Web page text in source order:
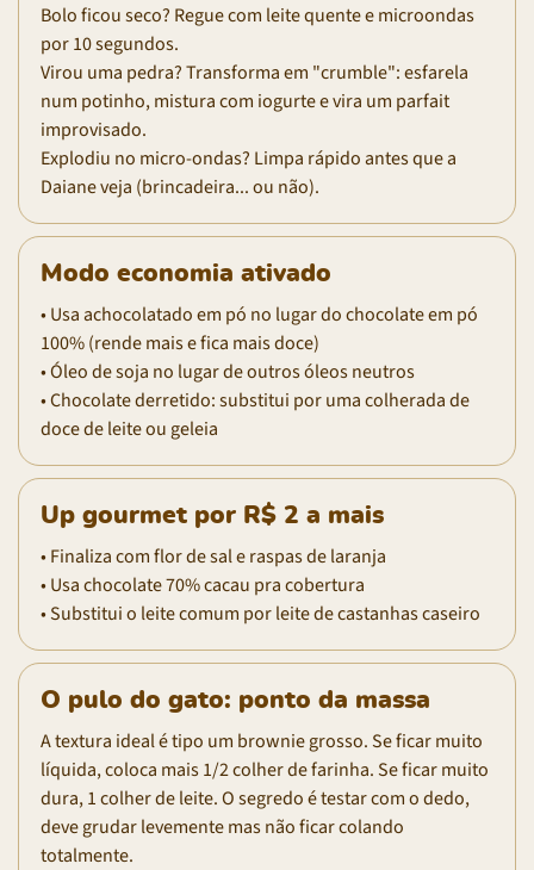
Bolo ficou seco? Regue com leite quente e microondas
por 10 segundos.
Virou uma pedra? Transforma em "crumble": esfarela
num potinho, mistura com iogurte e vira um parfait
improvisado.
Explodiu no micro-ondas? Limpa rápido antes que a
Daiane veja (brincadeira... ou não).
Modo economia ativado
• Usa achocolatado em pó no lugar do chocolate em pó
100% (rende mais e fica mais doce)
• Óleo de soja no lugar de outros óleos neutros
• Chocolate derretido: substitui por uma colherada de
doce de leite ou geleia
Up gourmet por R$ 2 a mais
• Finaliza com flor de sal e raspas de laranja
• Usa chocolate 70% cacau pra cobertura
• Substitui o leite comum por leite de castanhas caseiro
O pulo do gato: ponto da massa
A textura ideal é tipo um brownie grosso. Se ficar muito
líquida, coloca mais 1/2 colher de farinha. Se ficar muito
dura, 1 colher de leite. O segredo é testar com o dedo,
deve grudar levemente mas não ficar colando
totalmente.